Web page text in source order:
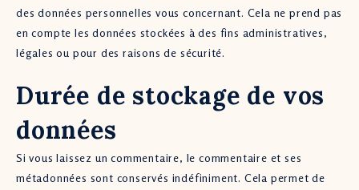
des données personnelles vous concernant. Cela ne prend pas
en compte les données stockées à des fins administratives,
légales ou pour des raisons de sécurité.
Durée de stockage de vos
données
Si vous laissez un commentaire, le commentaire et ses
métadonnées sont conservés indéfiniment. Cela permet de